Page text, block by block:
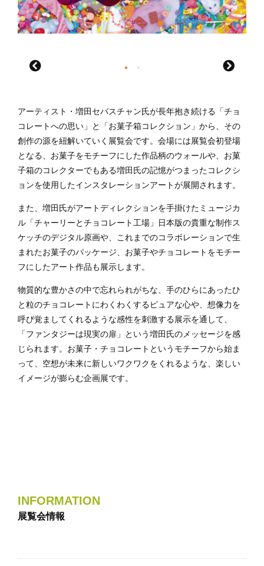
アーティスト・増田セバスチャン氏が長年抱き続ける「チョ
コレートへの思い」と「お菓子箱コレクション」から、その
創作の源を紐解いていく展覧会です。会場には展覧会初登場
となる、お菓子をモチーフにした作品柄のウォールや、お菓
子箱のコレクターでもある増田氏の記憶がつまったコレクシ
ョンを使用したインスタレーションアートが展開されます。
また、増田氏がアートディレクションを手掛けたミュージカ
ル「チャーリーとチョコレート工場」日本版の貴重な制作ス
ケッチのデジタル原画や、これまでのコラボレーションで生
まれたお菓子のパッケージ、お菓子やチョコレートをモチー
フにしたアート作品も展示します。
物質的な豊かさの中で忘れられがちな、手のひらにあったひ
と粒のチョコレートにわくわくするピュアな心や、想像力を
呼び覚ましてくれるような感性を刺激する展示を通して、
「ファンタジーは現実の扉」という増田氏のメッセージを感
じられます。お菓子・チョコレートというモチーフから始ま
って、空想が未来に新しいワクワクをくれるような、楽しい
イメージが膨らむ企画展です。
INFORMATION
展覧会情報